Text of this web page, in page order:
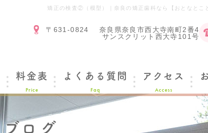
矯正の検査②（模型）｜奈良の矯正歯科なら【おとなとこ
〒631-0824
奈良県奈良市西大寺南町2番4
サンスクリット西大寺101号
料金表
Price
よくある質問
Faq
アクセス
Access
ブログ